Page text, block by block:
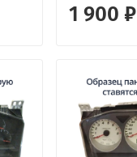
1 900 ₽